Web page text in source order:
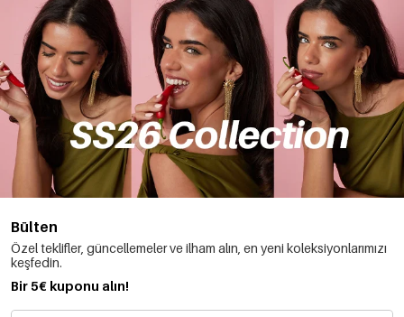
Bülten
Özel teklifler, güncellemeler ve ilham alın, en yeni koleksiyonlarımızı
keşfedin.
Bir 5€ kuponu alın!